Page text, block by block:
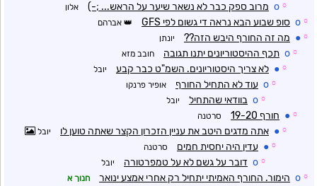
☼
o מרוב ספק כבר לא נשאר שיער על הראש... ;-) אלון
☼
o סופ שבוע הבא נראה די גשום לפי GFS אברהם
☼
● מה זה החורף היבש הזה?? יונתן
☼
o תכף ההיסטוריונים יתנו תגובה חובב מזא
☼
● לא צריך היסטוריונים. השמ"ט כבר קבע יובל
☼
o עוד לא התחיל החורף אופיר פרנקו
☼
o בוודאי שהתחיל יובל
☼
● חורף 19-20 סרטנה
☼
● אתה מדגים היטב את עניין הזכרון הקצר שאתה טוען לו יובל
☼
● עדין היה יחסית חמים סרטנה
☼
o דובר על גשם לא על טמפרטורה יובל
☼
o הימור. החורף האמיתי יתחיל רק אחרי אמצע ינואר חנוך א